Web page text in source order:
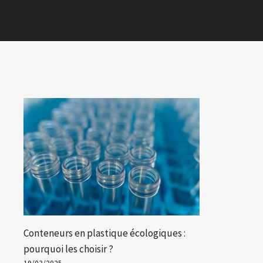
Conteneurs en plastique écologiques :
pourquoi les choisir ?